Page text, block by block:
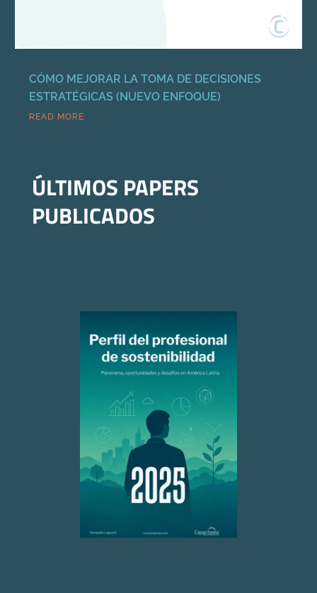
CÓMO MEJORAR LA TOMA DE DECISIONES
ESTRATÉGICAS (NUEVO ENFOQUE)
READ MORE
ÚLTIMOS PAPERS
PUBLICADOS